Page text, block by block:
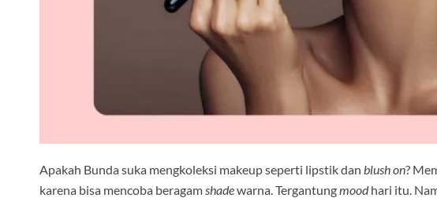
Apakah Bunda suka mengkoleksi makeup seperti lipstik dan blush on?
karena bisa mencoba beragamshadewarna. Tergantungmoodhari itu.